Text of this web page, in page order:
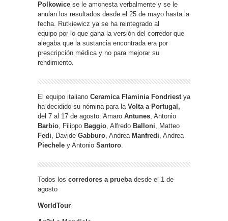
Polkowice se le amonesta verbalmente y se le
anulan los resultados desde el 25 de mayo hasta la
fecha. Rutkiewicz ya se ha reintegrado al
equipo por lo que gana la versión del corredor que
alegaba que la sustancia encontrada era por
prescripción médica y no para mejorar su
rendimiento.
El equipo italiano Ceramica Flaminia Fondriestya
ha decidido su nómina para la Volta a Portugal,
del 7 al 17 de agosto: Amaro Antunes, Antonio
Barbio, Filippo Baggio, Alfredo Balloni, Matteo
Fedi, Davide Gabburo, Andrea Manfredi, Andrea
Piechele y Antonio Santoro.
Todos los corredores a pruebadesde el 1 de
agosto
WorldTour